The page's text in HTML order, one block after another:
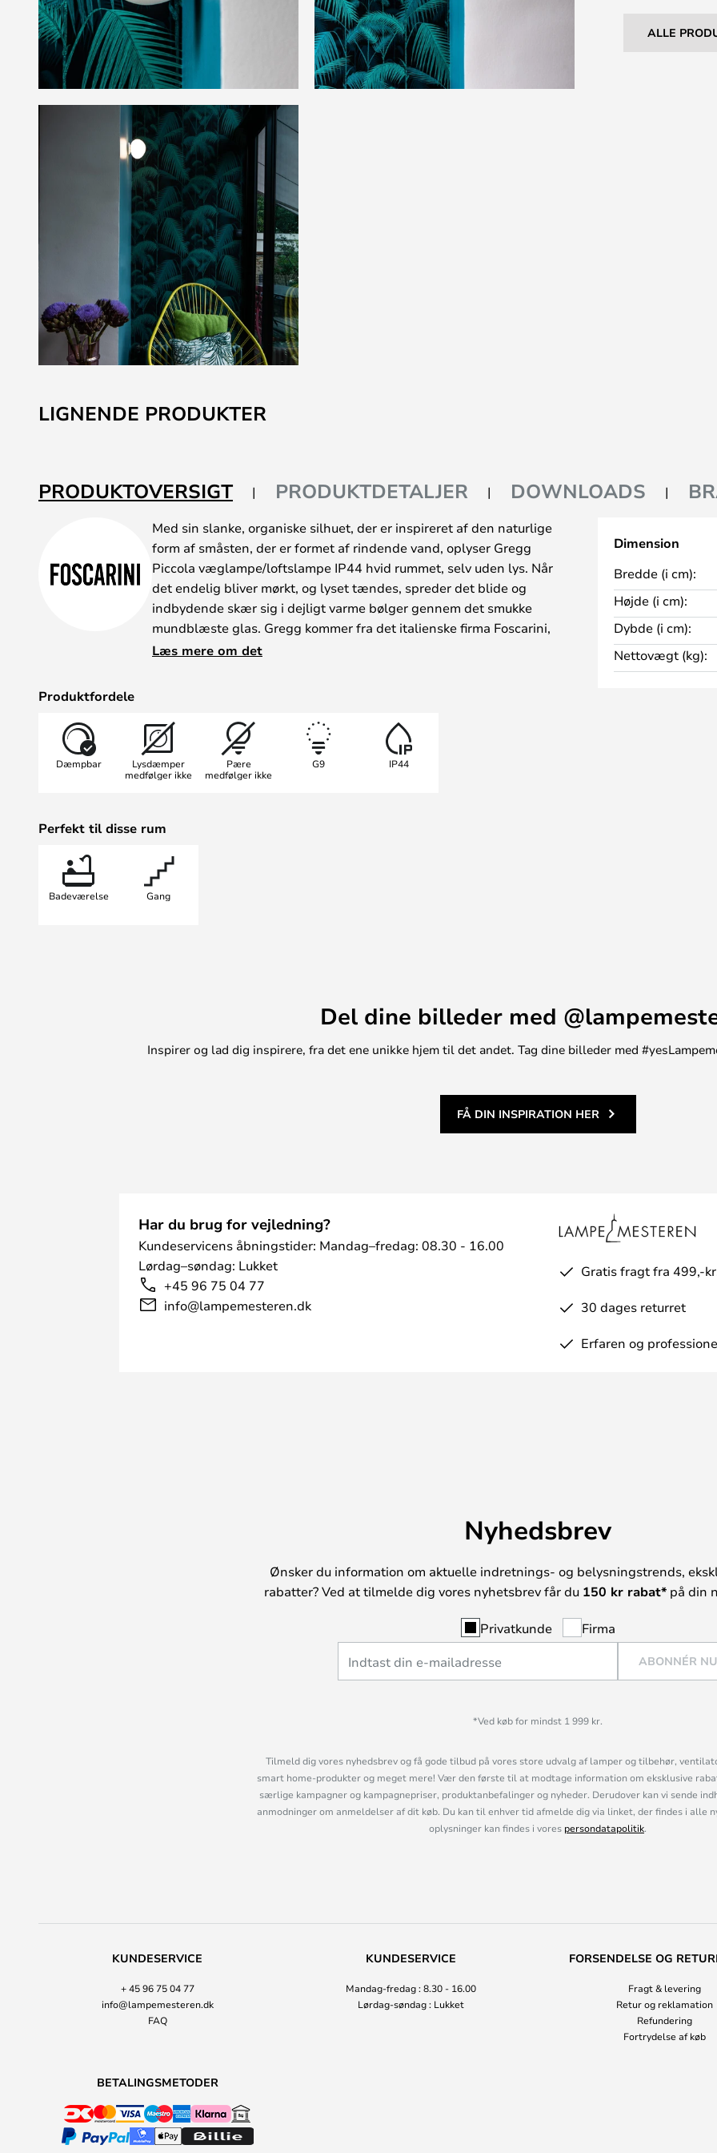
til
starten
ALLE
LIGNENDE PRODUKTER
PRODUKTOVERSIGT PRODUKTDETALJER DOWNLOADS
Med sin slanke, organiske silhuet, der er inspireret af den naturlige
form af småsten, der er formet af rindende vand, oplyser Gregg
Piccola væglampe/loftslampe IP44 hvid rummet, selv uden lys. Når
det endelig bliver mørkt, og lyset tændes, spreder det blide og
indbydende skær sig i dejligt varme bølger gennem det smukke
mundblæste glas. Gregg kommer fra det italienske firma Foscarini,
der i over 40 år har arbejdet med lys og især mundblæst glas i
Lampen fås i forskellige størrelser, farver og modeller og tilbyder
en række vidunderlige kombinationsmuligheder, der tilsammen kan
skabe en levende lysstrøm gennem rummet og en fantastisk
geometri
Læs mere om det
Produktfordele
Dæmpbar
Lysdæmper
medfølger ikke
Pære
medfølger ikke
G9 IP44
Perfekt til disse rum
Badeværelse Gang
Dimension
Bredde (i cm):
Højde (i cm):
Dybde (i cm):
Nettovægt (kg):
Del dine billeder med
Inspirer og lad dig inspirere, fra det ene unikke hjem til det andet. Tag dine billeder med
FÅ DIN INSPIRATION HER
Har du brug for vejledning?
Kundeservicens åbningstider: Mandag–fredag: 08.30 - 16.00
Lørdag–søndag: Lukket
+45 96 75 04 77
info@lampemesteren.dk
Gratis fragt fra 499,-
30 dages returret
Erfaren og
Nyhedsbrev
Ønsker du information om aktuelle indretnings- og belysningstrends,
rabatter? Ved at tilmelde dig vores nyhetsbrev får du 150 kr rabat*på din
Privatkunde Firma
ABONNÉR NU
*Ved køb for mindst 1 999 kr.
Tilmeld dig vores nyhedsbrev og få gode tilbud på vores store udvalg af lamper og tilbehør,
smart home-produkter og meget mere! Vær den første til at modtage information om eksklusive
særlige kampagner og kampagnepriser, produktanbefalinger og nyheder. Derudover kan vi sende
anmodninger om anmeldelser af dit køb. Du kan til enhver tid afmelde dig via linket, der findes i alle
oplysninger kan findes i vores persondatapolitik.
KUNDESERVICE
+ 45 96 75 04 77
info@lampemesteren.dk
FAQ
KUNDESERVICE
Mandag-fredag : 8.30 - 16.00
Lørdag-søndag : Lukket
FORSENDELSE OG
Fragt & levering
Retur og reklamation
Refundering
Fortrydelse af køb
BETALINGSMETODER